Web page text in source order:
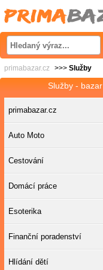
primabazar.cz >>> Služby
Služby - bazar
primabazar.cz
Auto Moto
Cestování
Domácí práce
Esoterika
Finanční poradenství
Hlídání dětí